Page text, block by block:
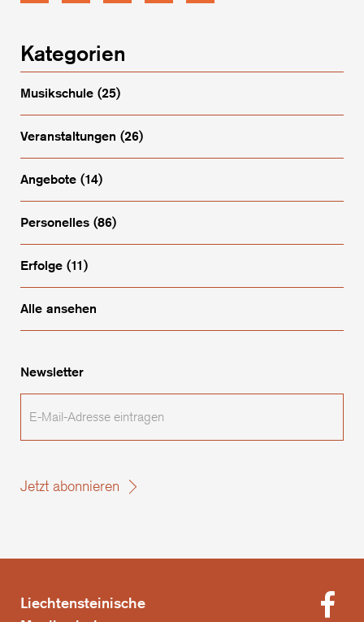
Kategorien
Musikschule (25)
Veranstaltungen (26)
Angebote (14)
Personelles (86)
Erfolge (11)
Alle ansehen
Newsletter
Mail-
Adresse
Jetzt abonnieren
Liechtensteinische